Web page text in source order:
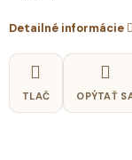
Detailné informácie
TLAČ OPÝTAŤ